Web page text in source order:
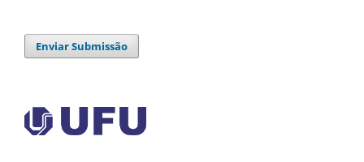
Enviar Submissão